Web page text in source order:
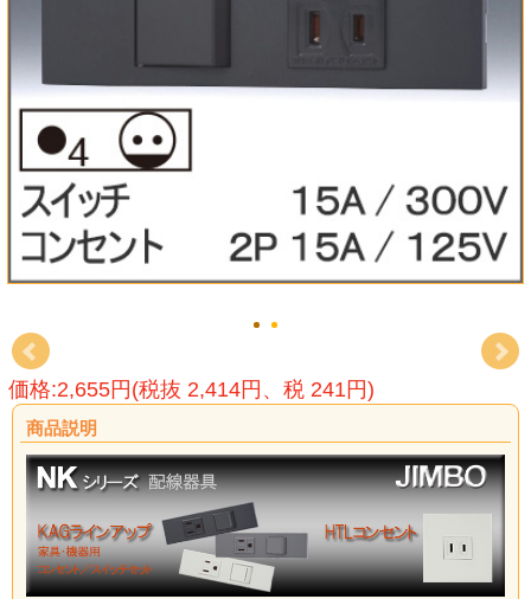
価格:2,655円(税抜 2,414円、税 241円)
商品説明